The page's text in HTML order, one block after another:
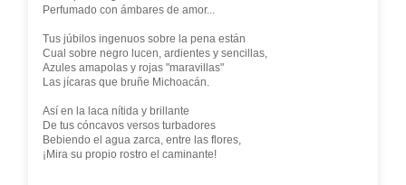
Perfumado con ámbares de amor...
Tus júbilos ingenuos sobre la pena están
Cual sobre negro lucen, ardientes y sencillas,
Azules amapolas y rojas "maravillas"
Las jícaras que bruñe Michoacán.
Así en la laca nítida y brillante
De tus cóncavos versos turbadores
Bebiendo el agua zarca, entre las flores,
¡Mira su propio rostro el caminante!